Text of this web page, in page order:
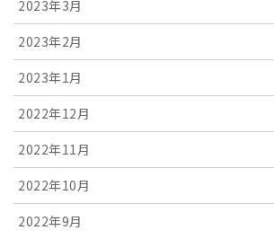
2023年3月
2023年2月
2023年1月
2022年12月
2022年11月
2022年10月
2022年9月